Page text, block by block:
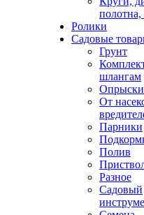
Ролики
Садовые
Грунт
шлангам
От
Парники
Полив
Разное
Садовый